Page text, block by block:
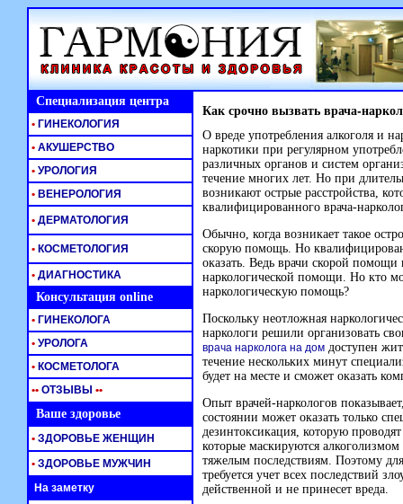
Специализация центра Как срочно вызвать врача-
О вреде употребления алкоголя и
наркотики при регулярном
различных органов и систем
течение многих лет. Но при
возникают острые расстройства,
квалифицированного врача-
Обычно, когда возникает такое
скорую помощь. Но
оказать. Ведь врачи скорой
наркологической помощи. Но кто
наркологическую помощь?
Поскольку неотложная
наркологи решили организовать
врача нарколога на дом доступен
течение нескольких минут
будет на месте и сможет оказать
Опыт врачей-наркологов
состоянии может оказать только
дезинтоксикация, которую
которые маскируются
тяжелым последствиям. Поэтому
требуется учет всех последствий
действенной и не принесет вреда.
• ГИНЕКОЛОГИЯ
• АКУШЕРСТВО
• УРОЛОГИЯ
• ВЕНЕРОЛОГИЯ
• ДЕРМАТОЛОГИЯ
• КОСМЕТОЛОГИЯ
• ДИАГНОСТИКА
Консультация online
• ГИНЕКОЛОГА
• УРОЛОГА
• КОСМЕТОЛОГА
•• ОТЗЫВЫ ••
Ваше здоровье
• ЗДОРОВЬЕ ЖЕНЩИН
• ЗДОРОВЬЕ МУЖЧИН
На заметку